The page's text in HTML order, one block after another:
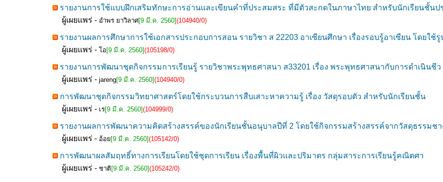
รายงานการใช้แบบฝึกเสริมทักษะการอ่านและเขียนคำที่ประสมสระ ที่มีตัวสะกดในภาษาไทย สำหรับนักเรียนชั้นป
ผู้เผยแพร่ - อำพร ยาวิลาศ[9 มี.ค. 2560](104940/0)
รายงานผลการศึกษาการใช้เอกสารประกอบการสอน รายวิชา ส 22203 อาเซียนศึกษา เรื่องรอบรู้อาเซียน โดยใช้รู
ผู้เผยแพร่ - โอ [9 มี.ค. 2560](105198/0)
รายงานการพัฒนาชุดกิจกรรมการเรียนรู้ รายวิชาพระพุทธศาสนา ส33201 เรื่อง พระพุทธศาสนากับการดำเนินชีว
ผู้เผยแพร่ - jareng[9 มี.ค. 2560](104940/0)
การพัฒนาชุดกิจกรรมวิทยาศาสตร์โดยใช้กระบวนการสืบเสาะหาความรู้ เรื่อง วัสดุรอบตัว สำหรับนักเรียนชั้น
ผู้เผยแพร่ - เร[9 มี.ค. 2560](104999/0)
รายงานผลการพัฒนาความคิดสร้างสรรค์ของนักเรียนชั้นอนุบาลปีที่ 2 โดยใช้กิจกรรมสร้างสรรค์จากวัสดุธรรมช
ผู้เผยแพร่ - อ้อย [9 มี.ค. 2560](105142/0)
การพัฒนาผลสัมฤทธิ์ทางการเรียนโดยใช้ชุดการเรียน เรื่องพื้นที่ผิวและปริมาตร กลุ่มสาระการเรียนรู้คณิตศา
ผู้เผยแพร่ - ชาติ [9 มี.ค. 2560](105242/0)